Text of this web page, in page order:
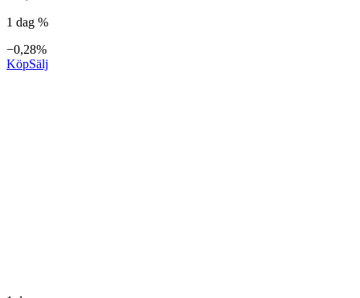
1 dag %
−0,28%
KöpSälj